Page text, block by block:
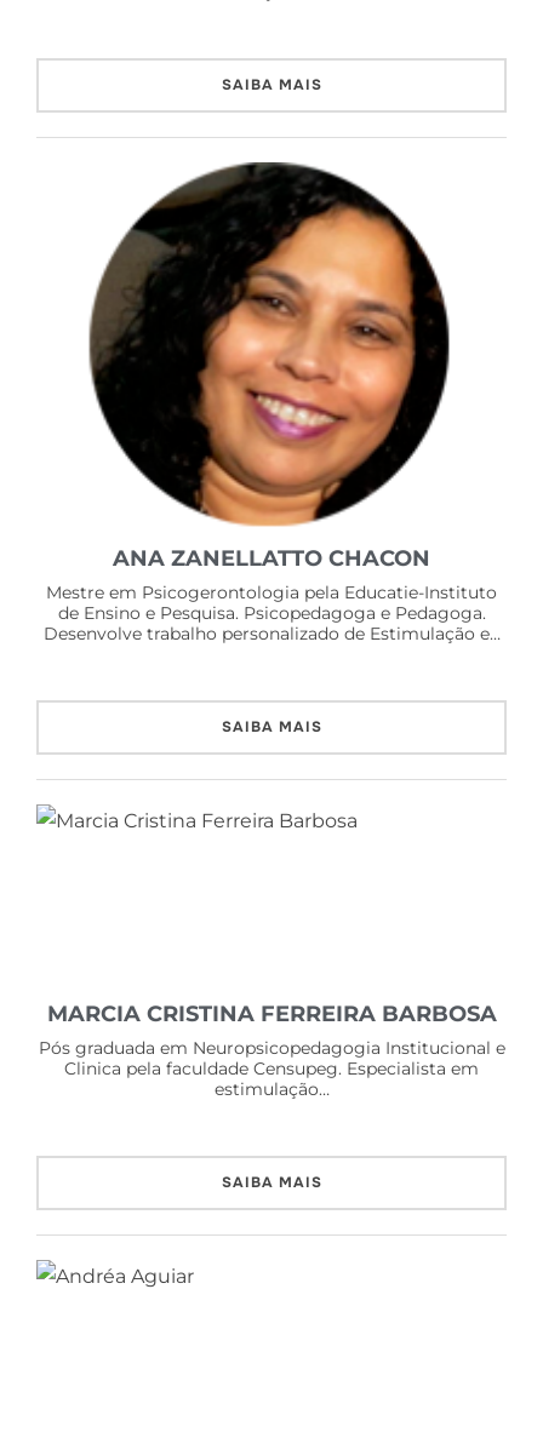
SAIBA MAIS
ANA ZANELLATTO CHACON
Mestre em Psicogerontologia pela Educatie-Instituto
de Ensino e Pesquisa. Psicopedagoga e Pedagoga.
Desenvolve trabalho personalizado de Estimulação e…
SAIBA MAIS
MARCIA CRISTINA FERREIRA BARBOSA
Pós graduada em Neuropsicopedagogia Institucional e
Clinica pela faculdade Censupeg. Especialista em
estimulação…
SAIBA MAIS